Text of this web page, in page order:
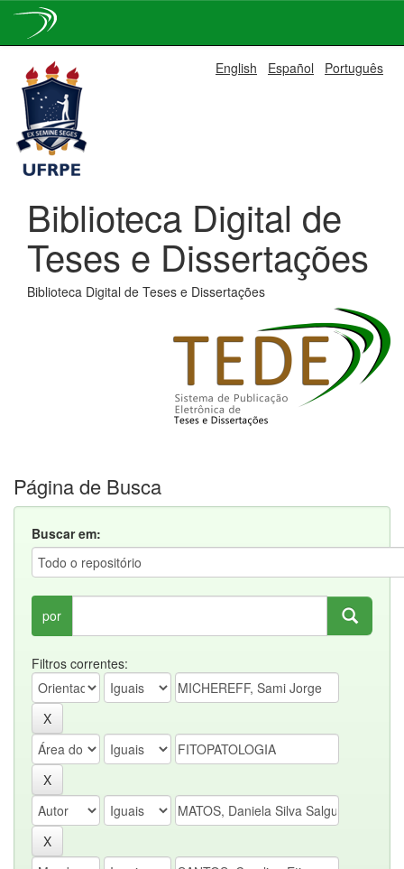
navigation
English Español Português
Biblioteca Digital de
Teses e Dissertações
Biblioteca Digital de Teses e Dissertações
Página de Busca
Buscar em:
por
Filtros correntes: